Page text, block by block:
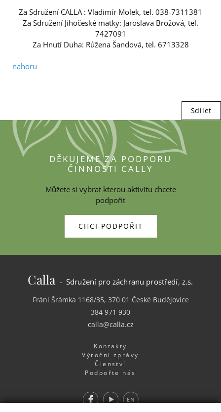
Za Sdružení CALLA : Vladimír Molek, tel. 038-7311381
Za Sdružení Jihočeské matky: Jaroslava Brožová, tel.
7427091
Za Hnutí Duha: Růžena Šandová, tel. 6713328
nahoru
Sdílet
DĚKUJEME ZA PODPORU
ČINNOSTI CALLY
Můžete si vybrat kterou aktivitu chcete
podpořit
CHCI PODPOŘIT
Calla- Sdružení pro záchranu prostředí, z.s.
Fráni Šrámka 1168/35, 370 01 České Budějovice
384 971 930
calla@calla.cz
Kontakty
Výroční zprávy
Členství
Podpořte nás
FacebookYoutube EN